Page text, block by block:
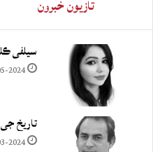
تازيون خبرون
سيلفي
2024
تاريخ
2024